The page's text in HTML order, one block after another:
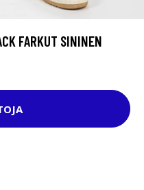
FARKUT SININEN